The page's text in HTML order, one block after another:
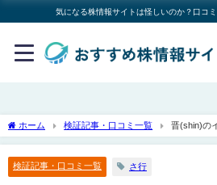
気になる株情報サイトは怪しいのか？口コ
ホーム 検証記事・口コミ一覧
晋(shin)の
質な手口を徹底解説
検証記事・口コミ一覧 さ行